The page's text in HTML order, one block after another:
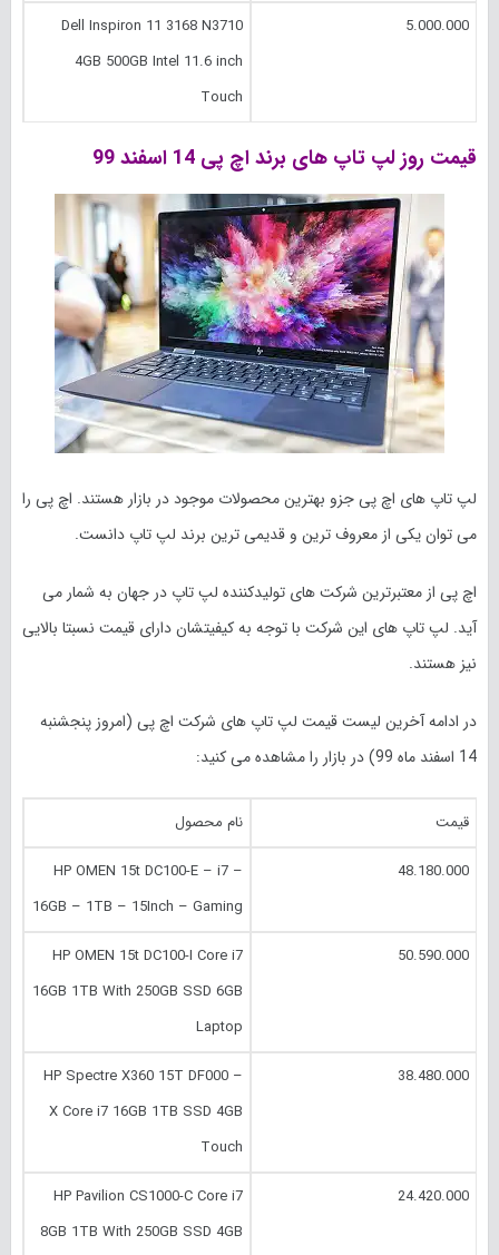
5.000.000
Dell Inspiron 11 3168 N3710
4GB 500GB Intel 11.6 inch
Touch
قیمت روز لپ تاپ های برند اچ پی 14 اسفند 99
لپ تاپ های اچ پی جزو بهترین محصولات موجود در بازار هستند. اچ پی را
می توان یکی از معروف ترین و قدیمی ترین برند لپ تاپ دانست.
اچ پی از معتبرترین شرکت های تولیدکننده لپ تاپ در جهان به شمار می
آید. لپ تاپ های این شرکت با توجه به کیفیتشان دارای قیمت نسبتا بالایی
نیز هستند.
در ادامه آخرین لیست قیمت لپ تاپ های شرکت اچ پی (امروز پنجشنبه
14 اسفند
ماه 99) در بازار را مشاهده می کنید:
قیمت نام محصول
48.180.000
HP OMEN 15t DC100-E – i7 –
16GB – 1TB – 15Inch – Gaming
50.590.000
HP OMEN 15t DC100-I Core i7
16GB 1TB With 250GB SSD 6GB
Laptop
38.480.000
HP Spectre X360 15T DF000 –
X Core i7 16GB 1TB SSD 4GB
Touch
24.420.000
HP Pavilion CS1000-C Core i7
8GB 1TB With 250GB SSD 4GB